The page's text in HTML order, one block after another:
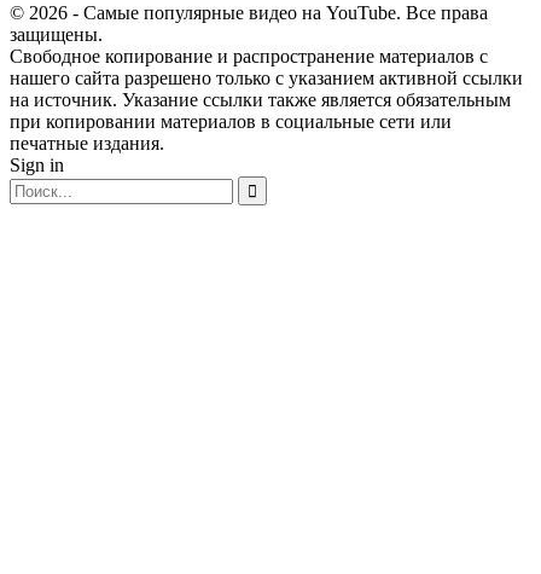
© 2026 - Самые популярные видео на YouTube. Все права
защищены.
Свободное копирование и распространение материалов с
нашего сайта разрешено только с указанием активной ссылки
на источник. Указание ссылки также является обязательным
при копировании материалов в социальные сети или
печатные издания.
Sign in